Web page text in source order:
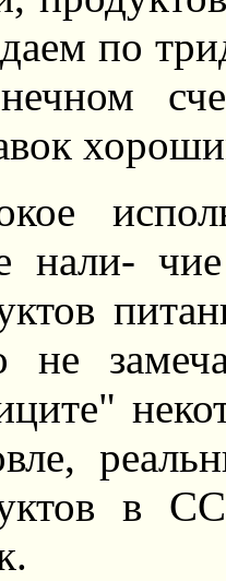
по
нали-
не
в